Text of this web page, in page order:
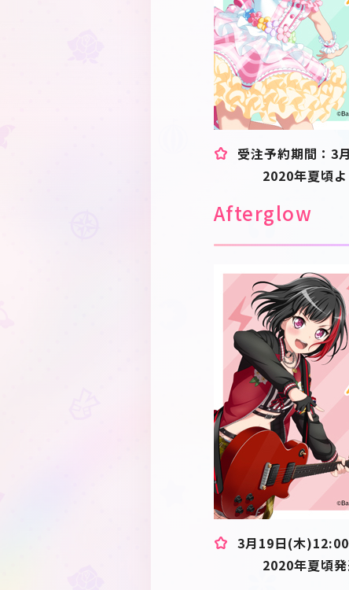
受注予約期間：
2020年夏頃よ
Afterglow
3月19日(木
2020年夏頃発